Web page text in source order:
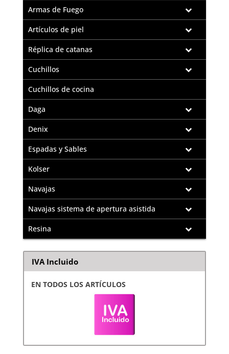
Armas de Fuego
Artículos de piel
Réplica de catanas
Cuchillos
Cuchillos de cocina
Daga
Denix
Espadas y Sables
Kolser
Navajas
Navajas sistema de apertura asistida
Resina
IVA Incluido
EN TODOS LOS ARTÍCULOS